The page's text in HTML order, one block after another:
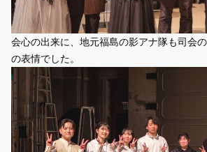
会心の出来に、地元福島の影アナ隊も司会
の表情でした。